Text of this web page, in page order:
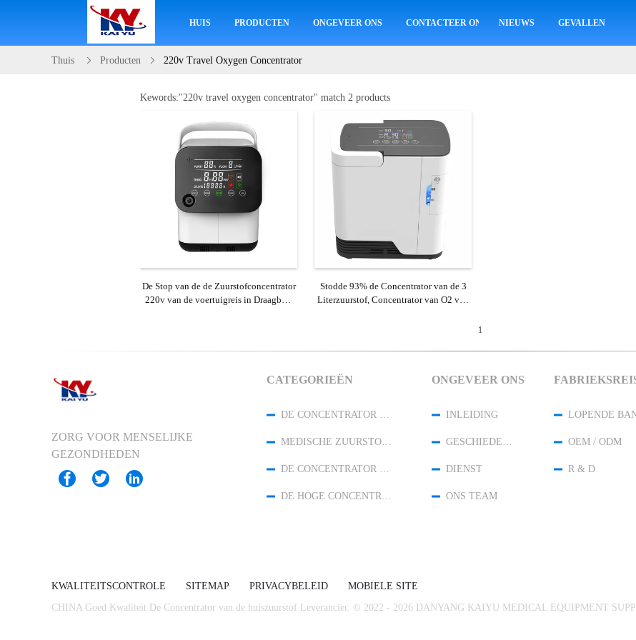
HUIS PRODUCTEN ONGEVEER ONS CONTACTEER ONS NIEUWS GEVALLEN
Thuis Producten 220v Travel Oxygen Concentrator
Kewords:"220v travel oxygen concentrator" match 2 products
De Stop van de de Zuurstofconcentrator
220v van de voertuigreis in Draagbare
Stodde 93% de Concentrator van de 3
Literzuurstof, Concentrator van O2 van
1
ZORG VOOR MENSELIJKE
GEZONDHEDEN
CATEGORIEËN
DE CONCENTRATOR VAN DE HUISZUURSTOF
MEDISCHE ZUURSTOFCONCENTRATOR
DE CONCENTRATOR VAN DE REISZUURSTOF
DE HOGE CONCENTRATOR VAN DE STROOMZUURSTOF
ONGEVEER ONS
INLEIDING
GESCHIEDENIS
DIENST
ONS TEAM
LOPENDE
OEM / ODM
R & D
KWALITEITSCONTROLE SITEMAP PRIVACYBELEID
MOBIELE SITE
CHINA Goed Kwaliteit De Concentrator van de huiszuurstof Leverancier. © 2022 - 2026 DANYANG KAIYU MEDICAL EQUIPMENT